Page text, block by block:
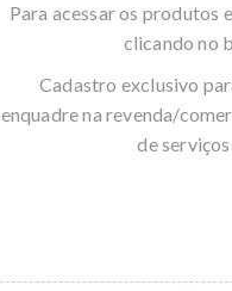
Para acessar os produtos
clicando no
Cadastro exclusivo
enquadre na revenda/
de